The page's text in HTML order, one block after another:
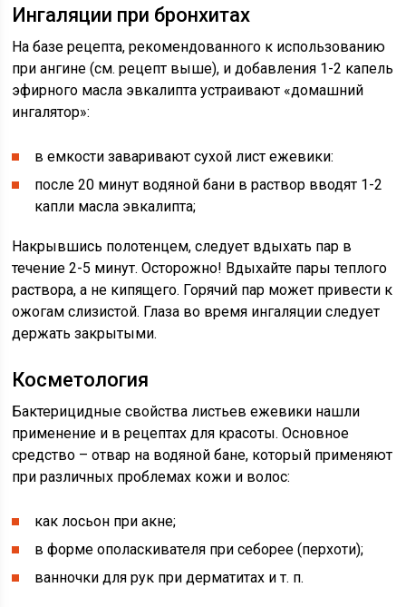
Ингаляции при бронхитах
На базе рецепта, рекомендованного к использованию
при ангине (см. рецепт выше), и добавления 1-2 капель
эфирного масла эвкалипта устраивают «домашний
ингалятор»:
в емкости заваривают сухой лист ежевики:
после 20 минут водяной бани в раствор вводят 1-2
капли масла эвкалипта;
Накрывшись полотенцем, следует вдыхать пар в
течение 2-5 минут. Осторожно! Вдыхайте пары теплого
раствора, а не кипящего. Горячий пар может привести к
ожогам слизистой. Глаза во время ингаляции следует
держать закрытыми.
Косметология
Бактерицидные свойства листьев ежевики нашли
применение и в рецептах для красоты. Основное
средство – отвар на водяной бане, который применяют
при различных проблемах кожи и волос:
как лосьон при акне;
в форме ополаскивателя при себорее (перхоти);
ванночки для рук при дерматитах и т. п.